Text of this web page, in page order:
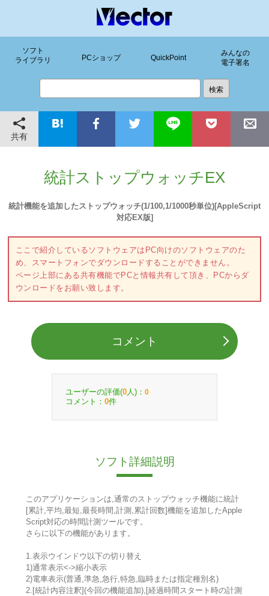
ソフト
ライブラリ
PCショップ QuickPoint
みんなの
電子署名
共有
統計ストップウォッチEX
統計機能を追加したストップウォッチ(1/100,1/1000秒単位)[AppleScript
対応EX版]
ここで紹介しているソフトウェアはPC向けのソフトウェアのた
め、スマートフォンでダウンロードすることができません。
ページ上部にある共有機能でPCと情報共有して頂き、PCからダ
ウンロードをお願い致します。
コメント
ユーザーの評価(0 人)： 0
コメント： 0件
ソフト詳細説明
このアプリケーションは,通常のストップウォッチ機能に統計
[累計,平均,最短,最長時間,計測,累計回数]機能を追加したApple
Script対応の時間計測ツールです。
さらに以下の機能があります。
1.表示ウインドウ以下の切り替え
1)通常表示<->縮小表示
2)電車表示(普通,準急,急行,特急,臨時または指定種別名)
2.[統計内容注釈](今回の機能追加),[経過時間スタート時の計測